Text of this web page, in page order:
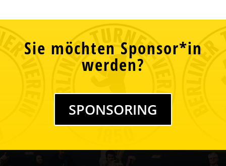
Sie möchten Sponsor*in
werden?
SPONSORING